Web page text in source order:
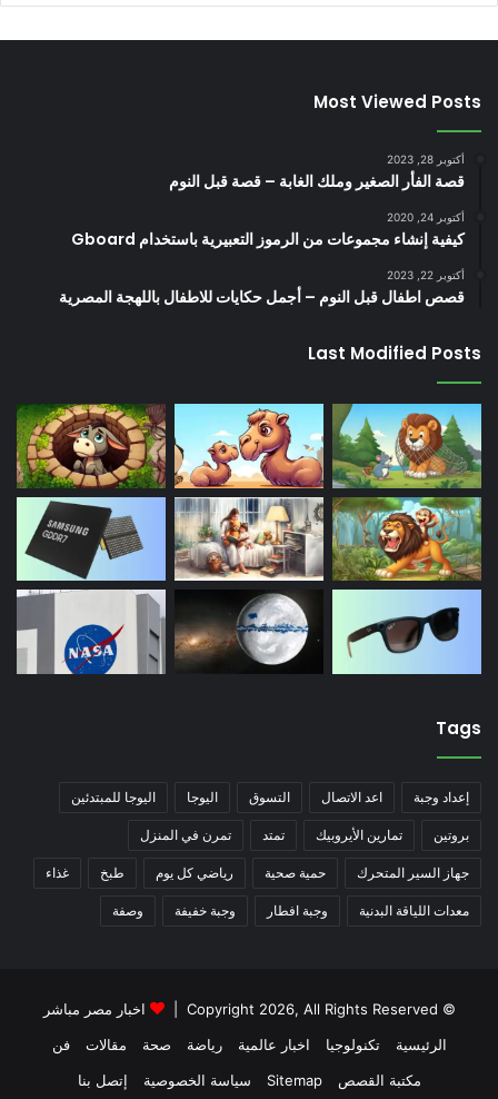
Most Viewed Posts
أكتوبر 28, 2023
قصة الفأر الصغير وملك الغابة – قصة قبل النوم
أكتوبر 24, 2020
كيفية إنشاء مجموعات من الرموز التعبيرية باستخدام Gboard
أكتوبر 22, 2023
قصص اطفال قبل النوم – أجمل حكايات للاطفال باللهجة المصرية
Last Modified Posts
Tags
إعداد وجبة اعد الاتصال التسوق اليوجا اليوجا للمبتدئين
بروتين تمارين الأيروبيك تمتد تمرن في المنزل
جهاز السير المتحرك حمية صحية رياضي كل يوم طبخ غذاء
معدات اللياقة البدنية وجبة افطار وجبة خفيفة وصفة
© Copyright 2026, All Rights Reserved |
اخبار مصر مباشر
الرئيسية
تكنولوجيا اخبار عالمية رياضة صحة مقالات
فن
مكتبة القصص
Sitemap سياسة الخصوصية إتصل بنا